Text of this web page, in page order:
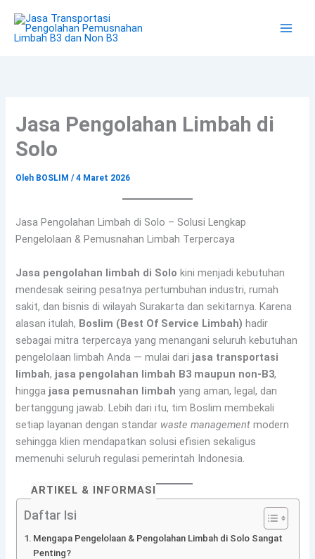
konten
Jasa Pengolahan Limbah di
Solo
Oleh BOSLIM/4 Maret 2026
Jasa Pengolahan Limbah di Solo – Solusi Lengkap
Pengelolaan & Pemusnahan Limbah Terpercaya
Jasa pengolahan limbah di Solo kini menjadi kebutuhan
mendesak seiring pesatnya pertumbuhan industri, rumah
sakit, dan bisnis di wilayah Surakarta dan sekitarnya. Karena
alasan itulah, Boslim (Best Of Service Limbah) hadir
sebagai mitra terpercaya yang menangani seluruh kebutuhan
pengelolaan limbah Anda — mulai dari jasa transportasi
limbah, jasa pengolahan limbah B3 maupun non-B3,
hingga jasa pemusnahan limbah yang aman, legal, dan
bertanggung jawab. Lebih dari itu, tim Boslim membekali
setiap layanan dengan standar waste management modern
sehingga klien mendapatkan solusi efisien sekaligus
memenuhi seluruh regulasi pemerintah Indonesia.
ARTIKEL & INFORMASI
Daftar Isi
Mengapa Pengelolaan & Pengolahan Limbah di Solo Sangat
Penting?